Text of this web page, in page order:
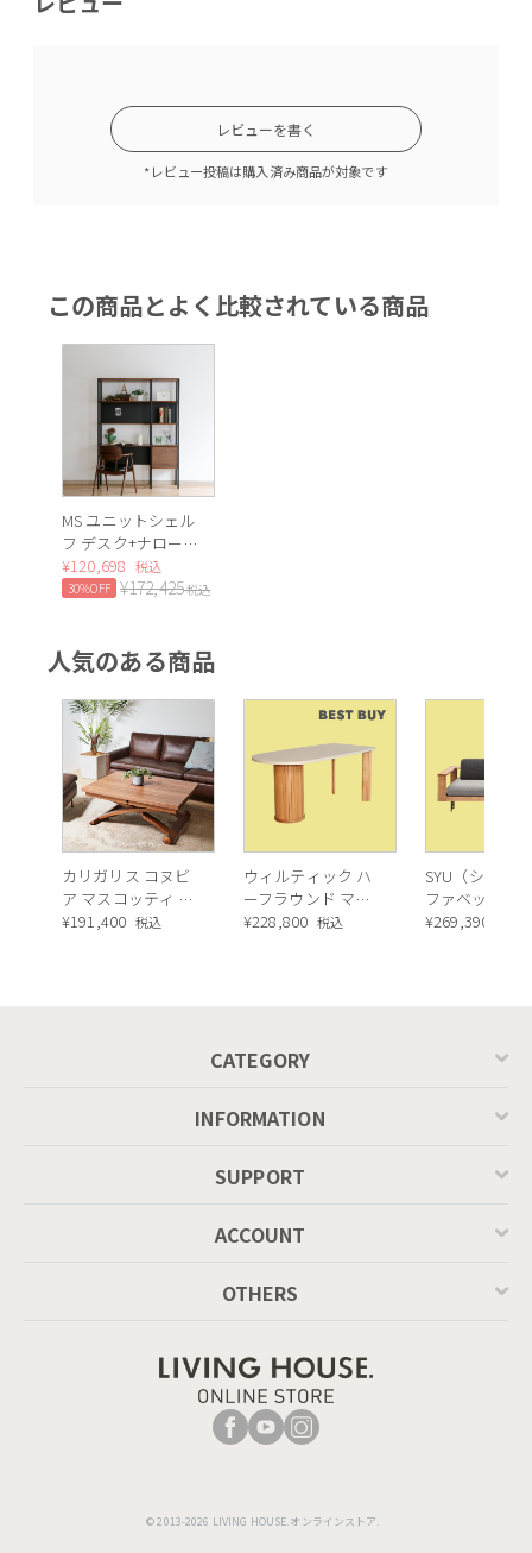
レビューを書く
*レビュー投稿は購入済み商品が対象です
この商品とよく比較されている商品
MS ユニットシェル
フ デスク+ナロー
セット
¥120,698 税込
30%OFF ¥172,425税込
人気のある商品
カリガリス コヌビ
ア マスコッティ 伸
長・昇降式テーブ
¥191,400 税込
ウィルティック ハ
ーフラウンド マテ
ィエラ塗装 ダイニ
¥228,800 税込
SYU（シュウ
ファベッド（
ュラル）
¥269,390
CATEGORY
INFORMATION
SUPPORT
ACCOUNT
OTHERS
© 2013-2026 LIVING HOUSE.オンラインストア.